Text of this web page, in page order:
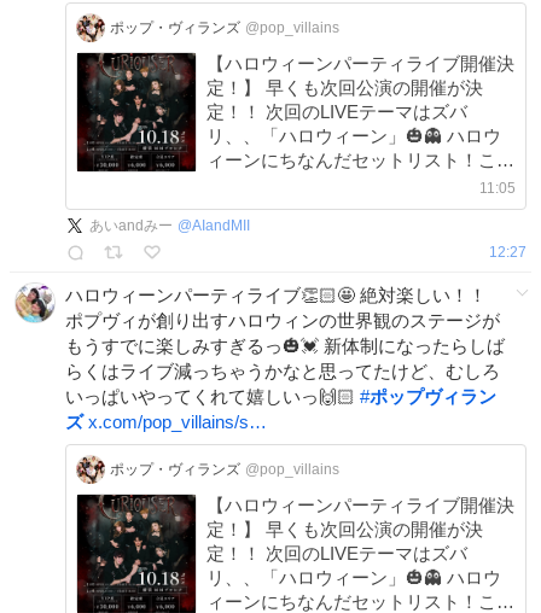
ポップ・ヴィランズ @pop_villains
【ハロウィーンパーティライブ開催決
定！】 早くも次回公演の開催が決
定！！ 次回のLIVEテーマはズバ
リ、、「ハロウィーン」🎃👻 ハロウ
ィーンにちなんだセットリスト！この
は9月初旬より販売開始予定！！
11:05
あいandみー @AIandMII
12:27
ハロウィーンパーティライブ👏🏻🤩 絶対楽しい！！
ポプヴィが創り出すハロウィンの世界観のステージが
もうすでに楽しみすぎるっ🎃💓 新体制になったらしば
らくはライブ減っちゃうかなと思ってたけど、むしろ
いっぱいやってくれて嬉しいっ🙌🏻 #ポップヴィラン
ズ x.com/pop_villains/s…
ポップ・ヴィランズ @pop_villains
【ハロウィーンパーティライブ開催決
定！】 早くも次回公演の開催が決
定！！ 次回のLIVEテーマはズバ
リ、、「ハロウィーン」🎃👻 ハロウ
ィーンにちなんだセットリスト！この